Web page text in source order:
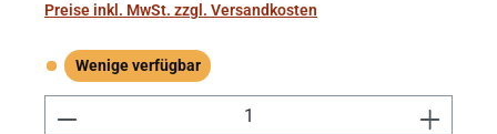
Preise inkl. MwSt. zzgl. Versandkosten
Wenige verfügbar
Wenige verfügbar
Produkt Anzahl: Gib den gewünschten